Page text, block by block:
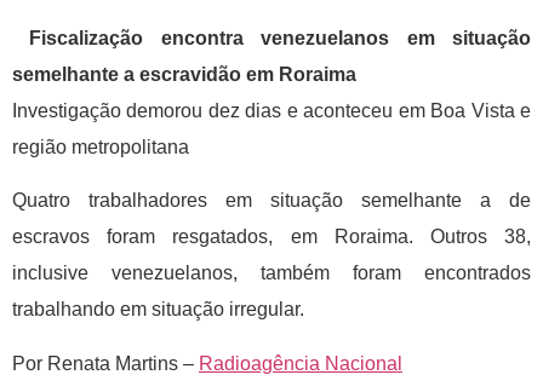
Fiscalização encontra venezuelanos em situação
semelhante a escravidão em Roraima
Investigação demorou dez dias e aconteceu em Boa Vista e
região metropolitana
Quatro trabalhadores em situação semelhante a de
escravos foram resgatados, em Roraima. Outros 38,
inclusive venezuelanos, também foram encontrados
trabalhando em situação irregular.
Por Renata Martins – Radioagência Nacional